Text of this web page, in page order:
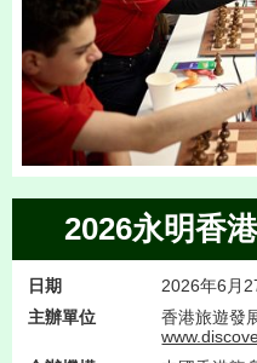
2026永明香
日期
2026年6月
主辦單位
香港旅遊發